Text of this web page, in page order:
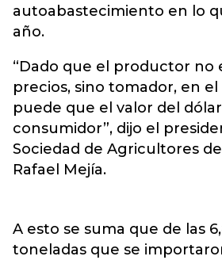
autoabastecimiento en lo
año.
“Dado que el productor no
precios, sino tomador, en
puede que el valor del dólar
consumidor”, dijo el
Sociedad de Agricultores de
Rafael Mejía.
A esto se suma que de las
toneladas que se